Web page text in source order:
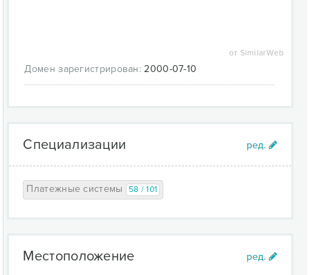
от SimilarWeb
Домен зарегистрирован: 2000-07-10
Специализации
Платежные системы 58 / 101
Местоположение